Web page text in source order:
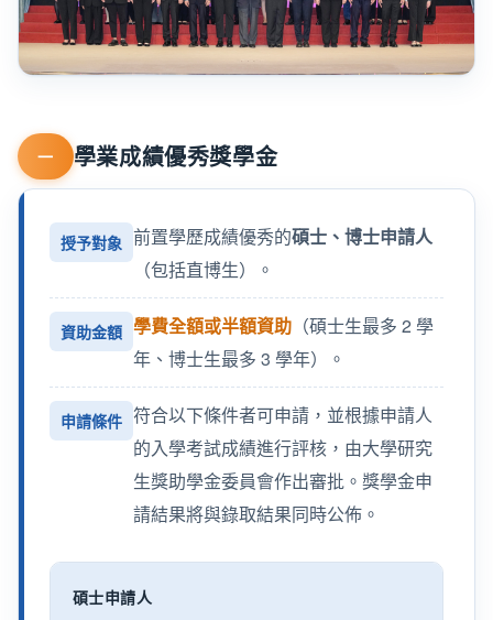
一 學業成績優秀獎學金
授予對象 前置學歷成績優秀的碩士、博士申請人
（包括直博生）。
資助金額 學費全額或半額資助 （碩士生最多 2 學
年、博士生最多 3 學年）。
申請條件 符合以下條件者可申請，並根據申請人
的入學考試成績進行評核，由大學研究
生獎助學金委員會作出審批。獎學金申
請結果將與錄取結果同時公佈。
碩士申請人